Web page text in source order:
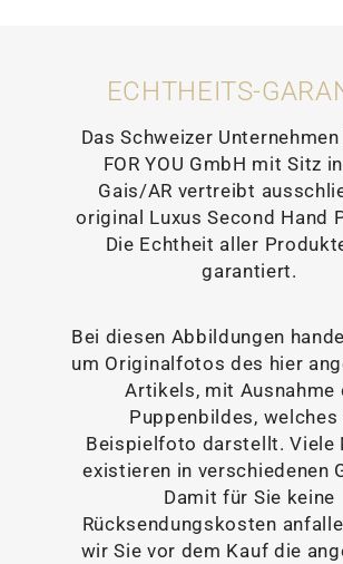
ECHTHEITS-
Das Schweizer Unternehmen
FOR YOU GmbH mit Sitz
Gais/AR vertreibt
original Luxus Second Hand
Die Echtheit aller
garantiert.
Bei diesen Abbildungen
um Originalfotos des hier
Artikels, mit Ausnahme
Puppenbildes, welches
Beispielfoto darstellt. Viele
existieren in verschiedenen
Damit für Sie keine
Rücksendungskosten
wir Sie vor dem Kauf die